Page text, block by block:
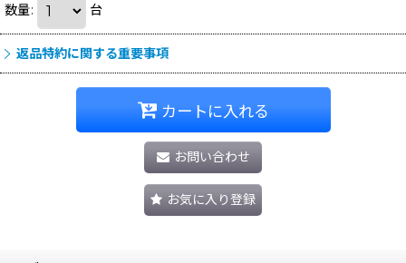
数量: 台
返品特約に関する重要事項
カートに入れる
お問い合わせ
お気に入り登録